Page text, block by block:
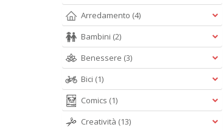
Arredamento (4)
Bambini (2)
Benessere (3)
Bici (1)
Comics (1)
Creatività (13)